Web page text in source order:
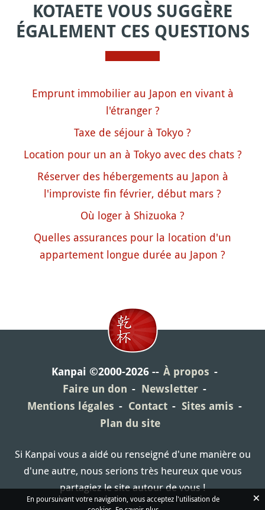
KOTAETE VOUS SUGGÈRE
ÉGALEMENT CES QUESTIONS
Emprunt immobilier au Japon en vivant à
l'étranger ?
Taxe de séjour à Tokyo ?
Location pour un an à Tokyo avec des chats ?
Réserver des hébergements au Japon à
l'improviste fin février, début mars ?
Où loger à Shizuoka ?
Quelles assurances pour la location d'un
appartement longue durée au Japon ?
Kanpai ©2000-2026
À propos
Faire un don
Newsletter
Mentions légales
Contact
Sites amis
Plan du site
Si Kanpai vous a aidé ou renseigné d'une manière ou
d'une autre, nous serions très heureux que vous
partagiez le site autour de vous !
En poursuivant votre navigation, vous acceptez l'utilisation de
×